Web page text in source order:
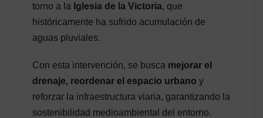
torno a la Iglesia de la Victoria, que
históricamente ha sufrido acumulación de
aguas pluviales.
Con esta intervención, se busca mejorar el
drenaje, reordenar el espacio urbano y
reforzar la infraestructura viaria, garantizando la
sostenibilidad medioambiental del entorno.